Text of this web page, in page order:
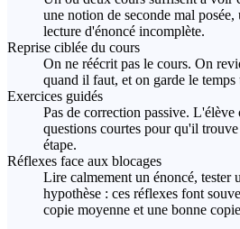
une notion de seconde mal
lecture d'énoncé incomplète.
Reprise ciblée du cours
On ne réécrit pas le cours. On
quand il faut, et on garde le
Exercices guidés
Pas de correction passive. L'élève
questions courtes pour qu'il
étape.
Réflexes face aux blocages
Lire calmement un énoncé, tester
hypothèse : ces réflexes font
copie moyenne et une bonne